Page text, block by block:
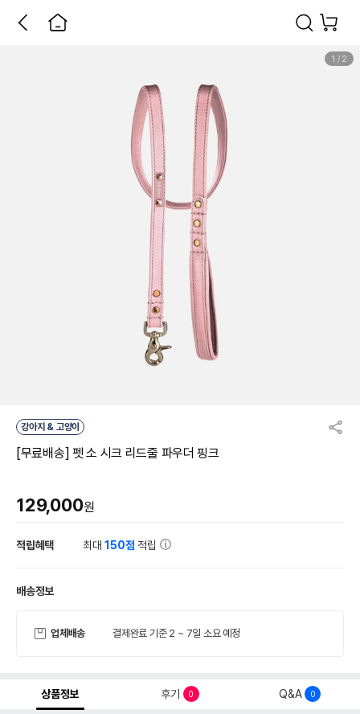
1 / 2
강아지 & 고양이
[무료배송] 펫 소 시크 리드줄 파우더 핑크
129,000원
적립혜택 최대150점 적립
배송정보
업체배송 결제완료 기준 2 ~ 7일 소요 예정
상품정보 후기 0 Q&A 0